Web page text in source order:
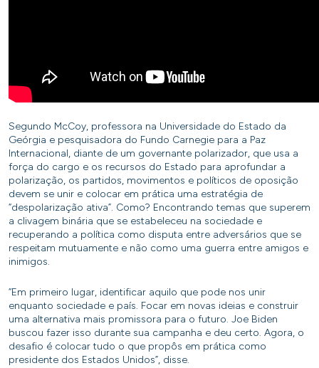
Segundo McCoy, professora na Universidade do Estado da
Geórgia e pesquisadora do Fundo Carnegie para a Paz
Internacional, diante de um governante polarizador, que usa a
força do cargo e os recursos do Estado para aprofundar a
polarização, os partidos, movimentos e políticos de oposição
devem se unir e colocar em prática uma estratégia de
“despolarização ativa”. Como? Encontrando temas que superem
a clivagem binária que se estabeleceu na sociedade e
recuperando a política como disputa entre adversários que se
respeitam mutuamente e não como uma guerra entre amigos e
inimigos.
“Em primeiro lugar, identificar aquilo que pode nos unir
enquanto sociedade e país. Focar em novas ideias e construir
uma alternativa mais promissora para o futuro. Joe Biden
buscou fazer isso durante sua campanha e deu certo. Agora, o
desafio é colocar tudo o que propôs em prática como
presidente dos Estados Unidos”, disse.